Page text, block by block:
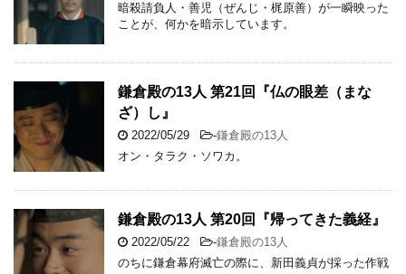
暗殺請負人・善児（ぜんじ・梶原善）が一瞬映った
ことが、何かを暗示しています。
鎌倉殿の13人 第21回『仏の眼差（まな
ざ）し』
2022/05/29 -鎌倉殿の13人
オン・タラク・ソワカ。
鎌倉殿の13人 第20回『帰ってきた義経』
2022/05/22 -鎌倉殿の13人
のちに鎌倉幕府滅亡の際に、新田義貞が採った作戦